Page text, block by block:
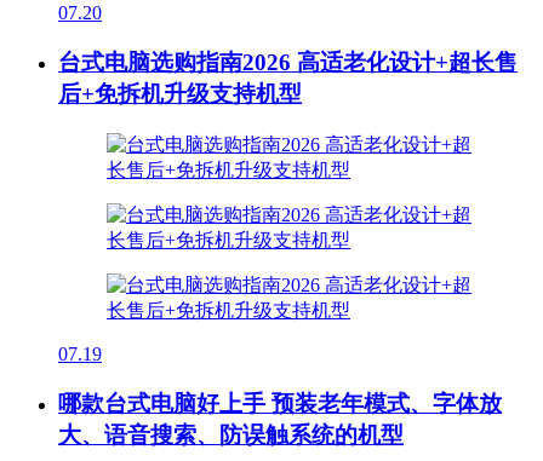
07.20
台式电脑选购指南2026 高适老化设计+超长售
后+免拆机升级支持机型
07.19
哪款台式电脑好上手 预装老年模式、字体放
大、语音搜索、防误触系统的机型